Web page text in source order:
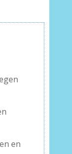
en